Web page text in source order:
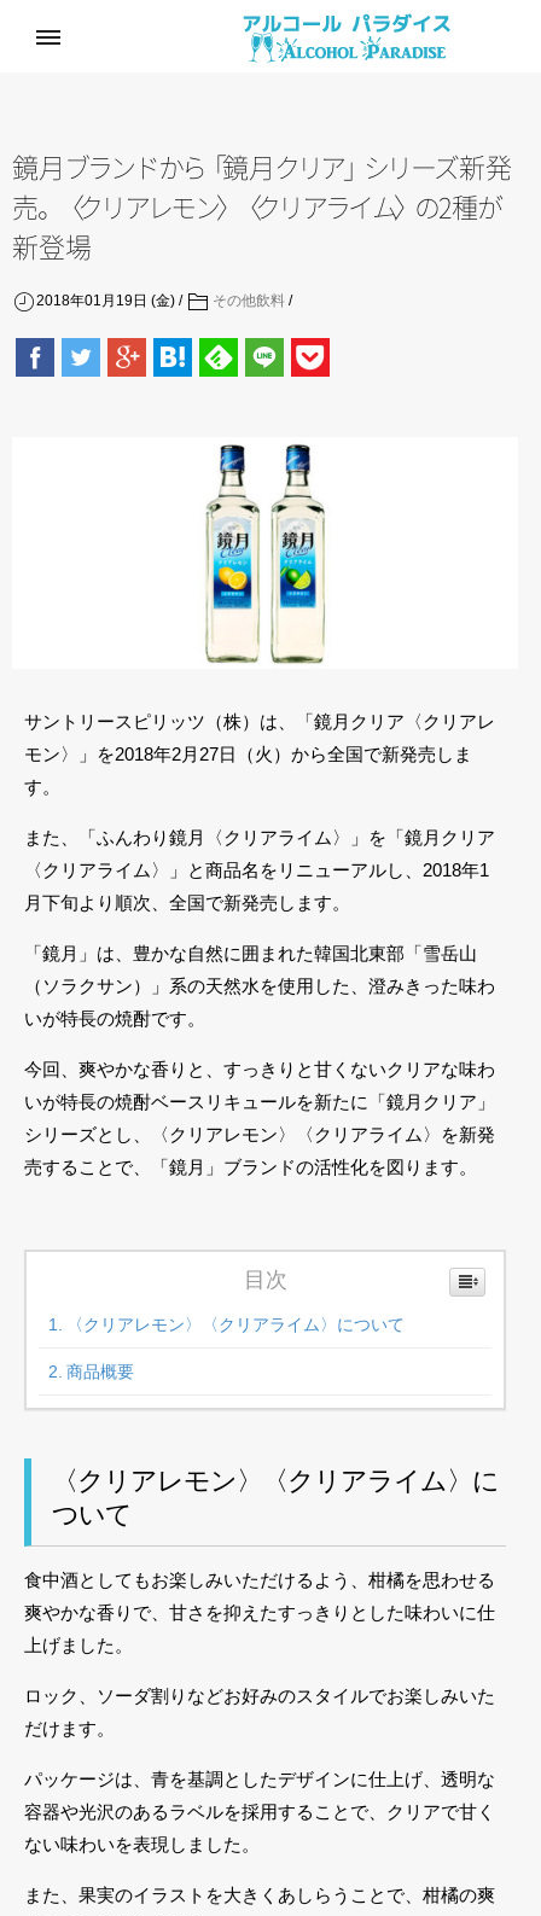
鏡月 ブランドから「鏡月 クリ ア」 シリ ーズ新発
売。 〈ク リ アレモン〉 〈ク リ アライ ム〉 の2種が
新登場
2018年01月19日 (金) その他飲料
サントリースピリッツ（株）は、「鏡月クリア〈クリアレ
モン〉」を2018年2月27日（火）から全国で新発売しま
す。
また、「ふんわり鏡月〈クリアライム〉」を「鏡月クリア
〈クリアライム〉」と商品名をリニューアルし、2018年1
月下旬より順次、全国で新発売します。
「鏡月」は、豊かな自然に囲まれた韓国北東部「雪岳山
（ソラクサン）」系の天然水を使用した、澄みきった味わ
いが特長の焼酎です。
今回、爽やかな香りと、すっきりと甘くないクリアな味わ
いが特長の焼酎ベースリキュールを新たに「鏡月クリア」
シリーズとし、〈クリアレモン〉〈クリアライム〉を新発
売することで、「鏡月」ブランドの活性化を図ります。
目次
〈クリアレモン〉〈クリアライム〉について
商品概要
〈クリアレモン〉〈クリアライム〉に
ついて
食中酒としてもお楽しみいただけるよう、柑橘を思わせる
爽やかな香りで、甘さを抑えたすっきりとした味わいに仕
上げました。
ロック、ソーダ割りなどお好みのスタイルでお楽しみいた
だけます。
パッケージは、青を基調としたデザインに仕上げ、透明な
容器や光沢のあるラベルを採用することで、クリアで甘く
ない味わいを表現しました。
また、果実のイラストを大きくあしらうことで、柑橘の爽